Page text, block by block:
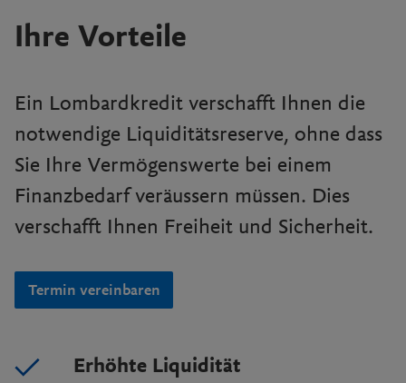
Ihre Vorteile
Ein Lombardkredit verschafft Ihnen die
notwendige Liquiditätsreserve, ohne dass
Sie Ihre Vermögenswerte bei einem
Finanzbedarf veräussern müssen. Dies
verschafft Ihnen Freiheit und Sicherheit.
Termin vereinbaren
Erhöhte Liquidität